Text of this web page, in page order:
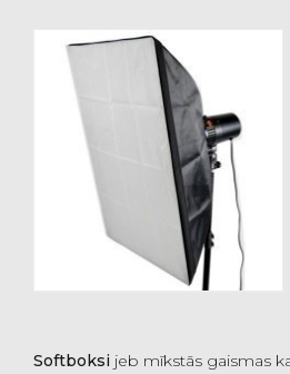
Softboksi jeb mīkstās gaismas